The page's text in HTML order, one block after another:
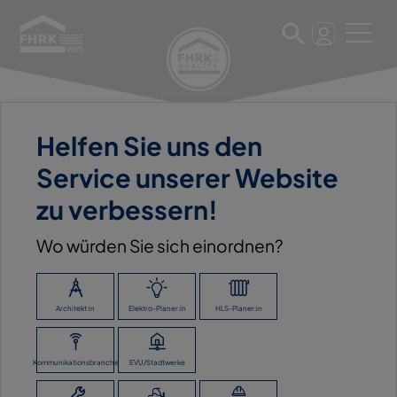
Helfen Sie uns den
Service unserer Website
zu verbessern!
Wo würden Sie sich einordnen?
Architekt:in Elektro-Planer:in HLS-Planer:in
Kommunikationsbranche EVU/Stadtwerke
11. März 2025
UNION BAUZENTRUM
HORNBACH GMBH
ZURÜCK ZUR ÜBERSICHT